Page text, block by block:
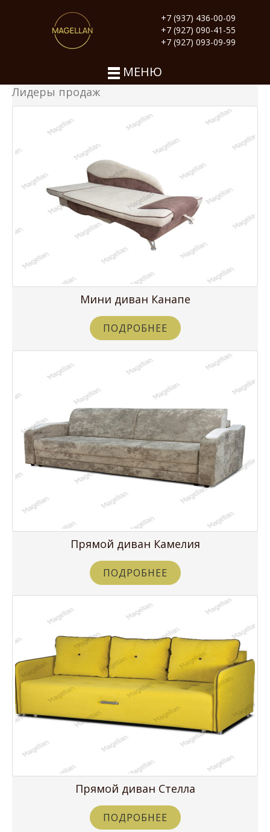
+7 (937) 436-00-09
+7 (927) 090-41-55
+7 (927) 093-09-99
МЕНЮ
Лидеры продаж
Мини диван Канапе
ПОДРОБНЕЕ
Прямой диван Камелия
ПОДРОБНЕЕ
Прямой диван Стелла
ПОДРОБНЕЕ